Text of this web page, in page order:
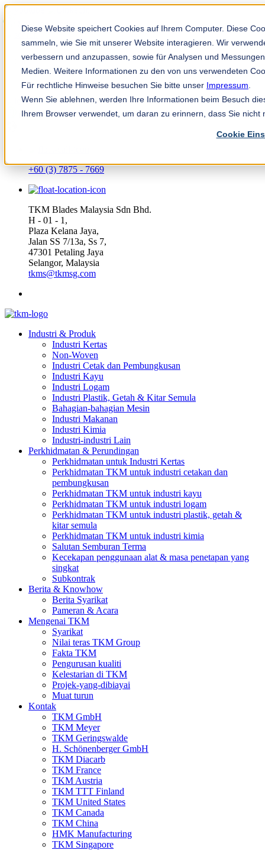
Diese Website speichert Cookies auf Ihrem Computer. Diese
sammeln, wie Sie mit unserer Website interagieren. Wir
verbessern und anzupassen, sowie für Analysen und
Medien. Weitere Informationen zu den von uns verwendeten
Für rechtliche Hinweise besuchen Sie bitte unser Impressum
Wenn Sie ablehnen, werden Ihre Informationen beim Besuch
Ihrem Browser verwendet, um daran zu erinnern, dass Sie nicht
Cookie
Solution Finder
TKM App
ms
+60 (3) 7875 - 7669
TKM Blades Malaysia Sdn Bhd.
H - 01 - 1,
Plaza Kelana Jaya,
Jalan SS 7/13a, Ss 7,
47301 Petaling Jaya
Selangor, Malaysia
tkms@tkmsg.com
Industri & Produk
Industri Kertas
Non-Woven
Industri Cetak dan Pembungkusan
Industri Kayu
Industri Logam
Industri Plastik, Getah & Kitar Semula
Bahagian-bahagian Mesin
Industri Makanan
Industri Kimia
Industri-industri Lain
Perkhidmatan & Perundingan
Perkhidmatan untuk Industri Kertas
Perkhidmatan TKM untuk industri cetakan dan
pembungkusan
Perkhidmatan TKM untuk industri kayu
Perkhidmatan TKM untuk industri logam
Perkhidmatan TKM untuk industri plastik, getah &
kitar semula
Perkhidmatan TKM untuk industri kimia
Salutan Semburan Terma
Kecekapan penggunaan alat & masa penetapan yang
singkat
Subkontrak
Berita & Knowhow
Berita Syarikat
Pameran & Acara
Mengenai TKM
Syarikat
Nilai teras TKM Group
Fakta TKM
Pengurusan kualiti
Kelestarian di TKM
Projek-yang-dibiayai
Muat turun
Kontak
TKM GmbH
TKM Meyer
TKM Geringswalde
H. Schönenberger GmbH
TKM Diacarb
TKM France
TKM Austria
TKM TTT Finland
TKM United States
TKM Canada
TKM China
HMK Manufacturing
TKM Singapore